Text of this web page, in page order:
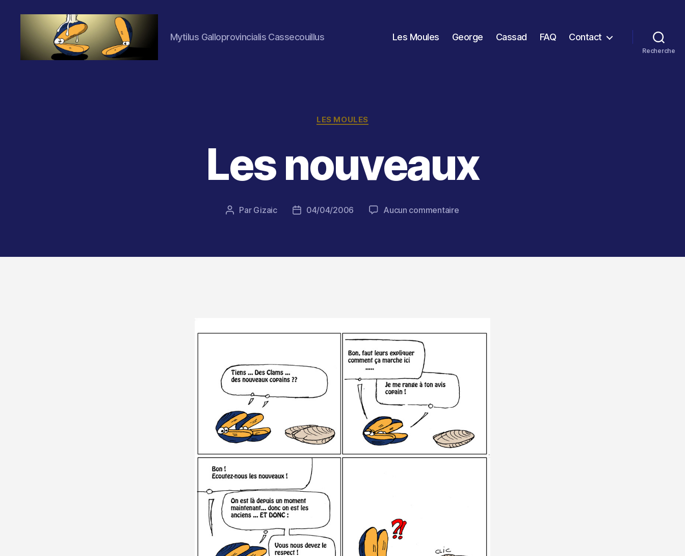
Mytilus Galloprovincialis Cassecouillus Les Moules George Cassad FAQ Contact
Recherche
Catégories
LES MOULES
Les nouveaux
Auteur
Par Gizaic
Date04/04/2006 Aucun commentairesur